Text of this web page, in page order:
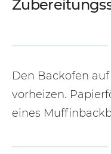
Den Backofen
vorheizen.
eines